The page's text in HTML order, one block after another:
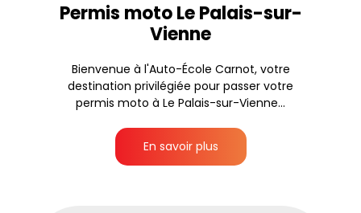
Permis moto Le Palais-sur-
Vienne
Bienvenue à l'Auto-École Carnot, votre
destination privilégiée pour passer votre
permis moto à Le Palais-sur-Vienne...
En savoir plus